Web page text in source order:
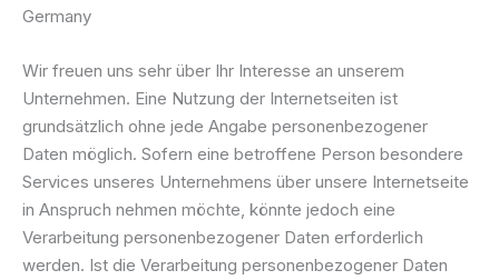
Germany
Wir freuen uns sehr über Ihr Interesse an unserem
Unternehmen. Eine Nutzung der Internetseiten ist
grundsätzlich ohne jede Angabe personenbezogener
Daten möglich. Sofern eine betroffene Person besondere
Services unseres Unternehmens über unsere Internetseite
in Anspruch nehmen möchte, könnte jedoch eine
Verarbeitung personenbezogener Daten erforderlich
werden. Ist die Verarbeitung personenbezogener Daten